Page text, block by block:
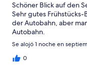
Schöner Blick auf den
Sehr gutes
der Autobahn, aber
Autobahn.
Se alojó 1 noche en
0